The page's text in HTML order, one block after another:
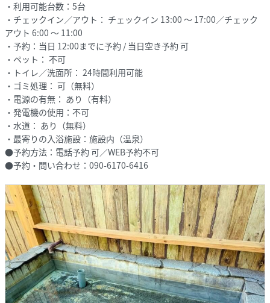
・利用可能台数：5台
・チェックイン／アウト： チェックイン 13:00 ～ 17:00／チェック
アウト 6:00 ～ 11:00
・予約：当日 12:00までに予約 / 当日空き予約 可
・ペット： 不可
・トイレ／洗面所： 24時間利用可能
・ゴミ処理： 可（無料）
・電源の有無： あり（有料）
・発電機の使用：不可
・水道： あり（無料）
・最寄りの入浴施設：施設内（温泉）
●予約方法：電話予約 可／WEB予約不可
●予約・問い合わせ：090-6170-6416